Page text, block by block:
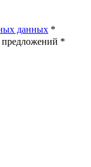
данных *
предложений *